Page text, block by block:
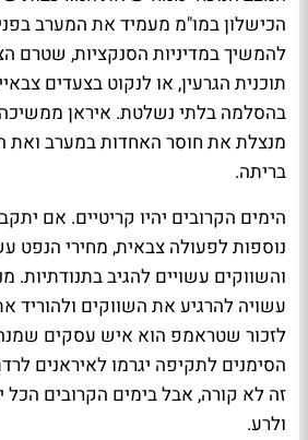
הכישלון במו"מ מעמיד את המערב
להמשיך במדיניות הסנקציות, שטרם
תוכנית הגרעין, או לנקוט בצעדים
בהסלמה בלתי נשלטת. איראן
מנצלת את חוסר האחדות במערב ואת
בריתה.
הימים הקרובים יהיו קריטיים. אם
נוספות לפעולה צבאית, מחירי הנפט
והשווקים עשויים להגיב בתנודתיות.
עשויה להרגיע את השווקים ולהוריד
לזכור שטראמפ הוא איש עסקים
הסימנים לתקיפה יגרמו לאיראנים
זה לא קורה, אבל בימים הקרובים הכל
ולרע.